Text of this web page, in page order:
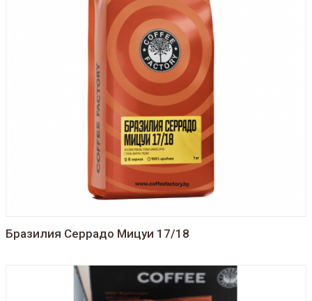
Бразилия Серрадо Мицуи 17/18